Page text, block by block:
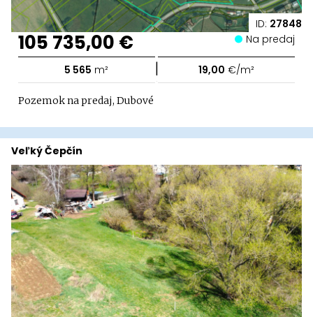
ID: 27848
105 735,00 € Na predaj
5 565 m² | 19,00 €/m²
Pozemok na predaj, Dubové
Veľký Čepčín